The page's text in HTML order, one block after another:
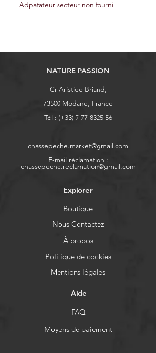
Adpatateur secteur non fourni
NATURE PASSION
Cr Aristide Briand,
73500 Modane, France
Tél : (+33) 7 77 8325 56
chassepeche.market@gmail.com
E-mail réclamation :
chassepeche.reclamation@gmail.com
Explorer
Boutique
Nous Contactez
À propos
Politique de cookies
Mentions légales
Aide
FAQ
Moyens de paiement